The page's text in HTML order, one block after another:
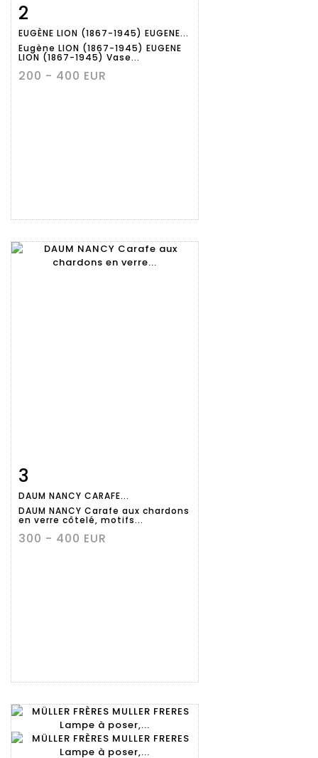
détaillée
2
EUGÈNE LION (1867-1945) EUGENE...
Eugène LION (1867-1945) EUGENE
LION (1867-1945) Vase...
200 - 400 EUR
détaillée
3
DAUM NANCY CARAFE...
DAUM NANCY Carafe aux chardons
en verre côtelé, motifs...
300 - 400 EUR